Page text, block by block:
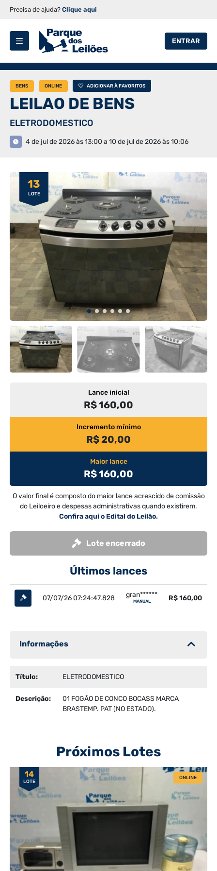
Precisa de ajuda? Clique aqui
ENTRAR
BENS ONLINE ADICIONAR À FAVORITOS
LEILAO DE BENS
ELETRODOMESTICO
4 de jul de 2026 às 13:00 a 10 de jul de 2026 às 10:06
13
LOTE
Lance inicial
R$ 160,00
Incremento mínimo
R$ 20,00
Maior lance
R$ 160,00
O valor final é composto do maior lance acrescido de comissão
do Leiloeiro e despesas administrativas quando existirem.
Confira aqui o Edital do Leilão.
Lote encerrado
Últimos lances
07/07/26 07:24:47.828 gran******
MANUAL R$ 160,00
Informações
Título: ELETRODOMESTICO
Descrição:
01 FOGÃO DE CONCO BOCASS MARCA
BRASTEMP. PAT (NO ESTADO).
Próximos Lotes
14
LOTE
ONLINE